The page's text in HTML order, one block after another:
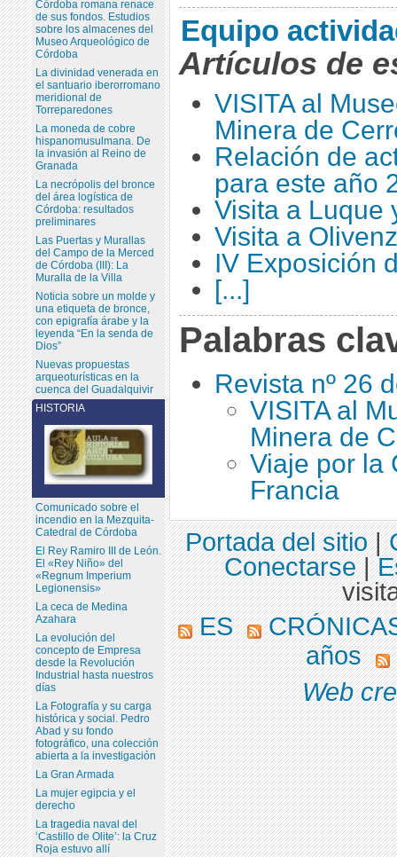
Equipo
Artículos de
VISITA al
Minera de
Relación de
para este año
Visita a Luque
Visita a
IV Exposición
[...]
Palabras
Revista nº 26
VISITA al
Minera de
Viaje por la
Francia
Córdoba romana renace
de sus fondos. Estudios
sobre los almacenes del
Museo Arqueológico de
Córdoba
La divinidad venerada en
el santuario iberorromano
meridional de
Torreparedones
La moneda de cobre
hispanomusulmana. De
la invasión al Reino de
Granada
La necrópolis del bronce
del área logística de
Córdoba: resultados
preliminares
Las Puertas y Murallas
del Campo de la Merced
de Córdoba (III): La
Muralla de la Villa
Noticia sobre un molde y
una etiqueta de bronce,
con epigrafía árabe y la
leyenda “En la senda de
Dios”
Nuevas propuestas
arqueoturísticas en la
cuenca del Guadalquivir
HISTORIA
Comunicado sobre el
incendio en la Mezquita-
Catedral de Córdoba
El Rey Ramiro III de León.
El «Rey Niño» del
«Regnum Imperium
Legionensis»
La ceca de Medina
Azahara
La evolución del
concepto de Empresa
desde la Revolución
Industrial hasta nuestros
días
La Fotografía y su carga
histórica y social. Pedro
Abad y su fondo
fotográfico, una colección
abierta a la investigación
La Gran Armada
La mujer egipcia y el
derecho
La tragedia naval del
‘Castillo de Olite’: la Cruz
Roja estuvo allí
Portada del sitio|
Conectarse|
ES
años
Web